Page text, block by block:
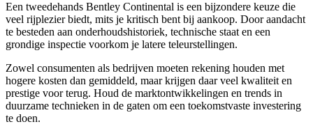
Een tweedehands Bentley Continental is een bijzondere keuze die
veel rijplezier biedt, mits je kritisch bent bij aankoop. Door aandacht
te besteden aan onderhoudshistoriek, technische staat en een
grondige inspectie voorkom je latere teleurstellingen.
Zowel consumenten als bedrijven moeten rekening houden met
hogere kosten dan gemiddeld, maar krijgen daar veel kwaliteit en
prestige voor terug. Houd de marktontwikkelingen en trends in
duurzame technieken in de gaten om een toekomstvaste investering
te doen.